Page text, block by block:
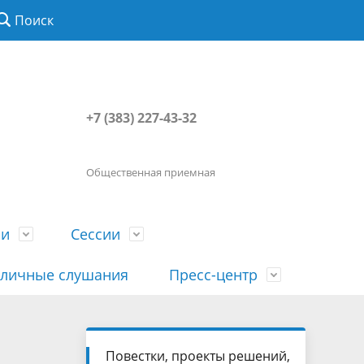
Поиск
+7 (383) 227-43-32
Общественная приемная
История
Сессии
Порядок посещения сессии
гражданами
Сведения о доходах, расходах, об
имуществе, обязательствах
слушания Пресс-центр
Наша "Прямая линия"
Повестки, проекты решений,